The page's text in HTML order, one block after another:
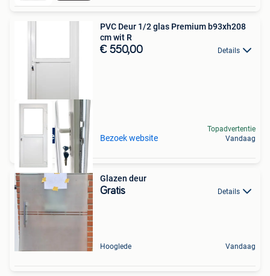
Direct leverbaar
PVC Deur 1/2 glas Premium b93xh208
cm wit R
€ 550,00 Details
Bezoek website
Topadvertentie
Vandaag
Glazen deur
Gratis Details
Hooglede Vandaag